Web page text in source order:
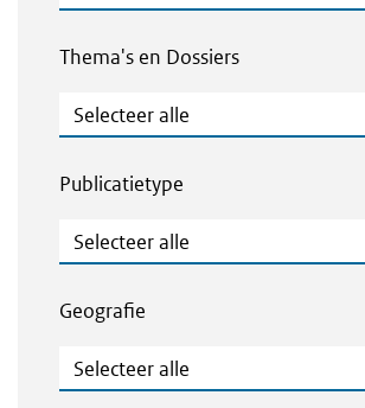
Thema's en Dossiers
Thema's en Dossiers
Publicatietype
Publicatietype
Geografie
Geografie